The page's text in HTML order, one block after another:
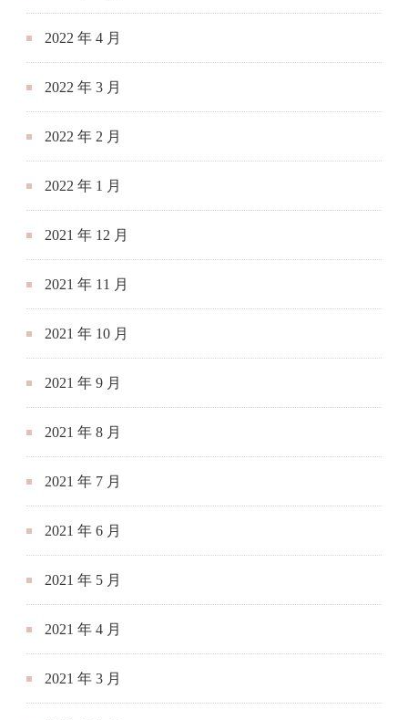
2022 年 4 月
2022 年 3 月
2022 年 2 月
2022 年 1 月
2021 年 12 月
2021 年 11 月
2021 年 10 月
2021 年 9 月
2021 年 8 月
2021 年 7 月
2021 年 6 月
2021 年 5 月
2021 年 4 月
2021 年 3 月